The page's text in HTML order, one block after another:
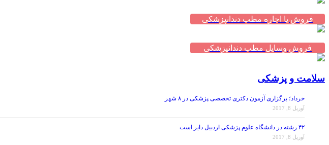
فروش یا اجاره مطب دندانپزشکی
فروش وسایل مطب دندانپزشکی
سلامت و پزشکی
خرداد؛ برگزاری آزمون دکتری تخصصی پزشکی در ۸ شهر
آوریل 8, 2017
۴۲ رشته در دانشگاه علوم پزشکی اردبیل دایر است
آوریل 8, 2017